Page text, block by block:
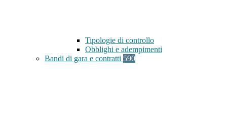
Tipologie di controllo
Obblighi e adempimenti
Bandi di gara e contratti 590